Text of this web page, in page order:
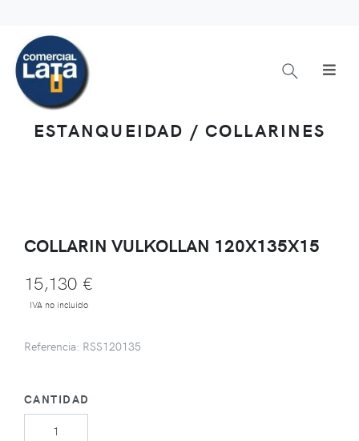
ESTANQUEIDAD / COLLARINES
COLLARIN VULKOLLAN 120X135X15
15,130 €
IVA no incluido
Referencia: RSS120135
CANTIDAD